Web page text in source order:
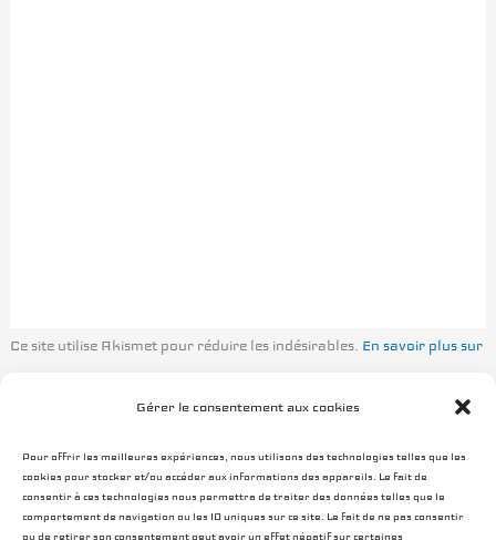
Gérer le consentement aux cookies
Pour offrir les meilleures expériences, nous utilisons des technologies telles que les
cookies pour stocker et/ou accéder aux informations des appareils. Le fait de
consentir à ces technologies nous permettra de traiter des données telles que le
comportement de navigation ou les ID uniques sur ce site. Le fait de ne pas consentir
ou de retirer son consentement peut avoir un effet négatif sur certaines
Ce site utilise Akismet pour réduire les indésirables. En savoir plus sur